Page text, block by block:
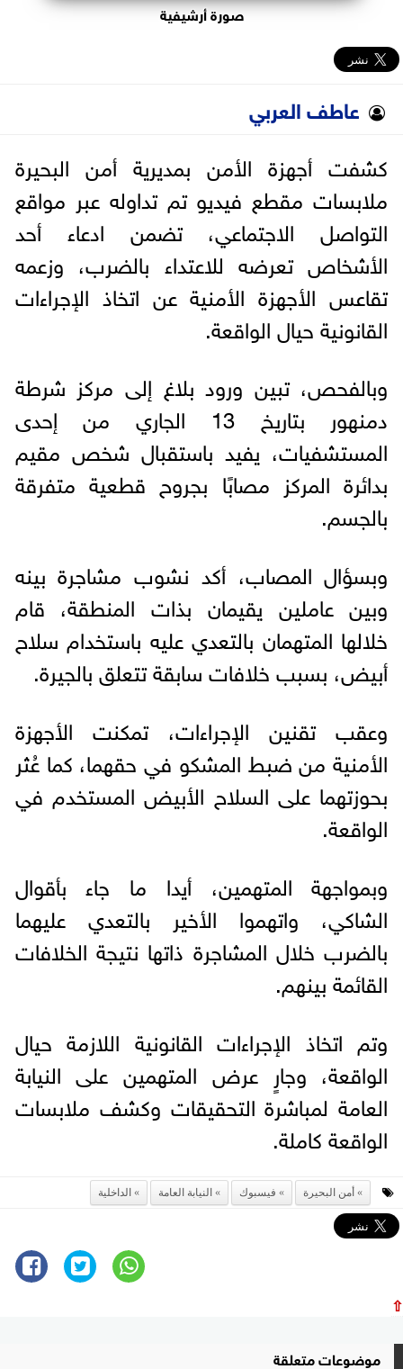
صورة أرشيفية
عاطف العربي
كشفت أجهزة الأمن بمديرية أمن البحيرة
ملابسات مقطع فيديو تم تداوله عبر مواقع
التواصل الاجتماعي، تضمن ادعاء أحد
الأشخاص تعرضه للاعتداء بالضرب، وزعمه
تقاعس الأجهزة الأمنية عن اتخاذ الإجراءات
القانونية حيال الواقعة.
وبالفحص، تبين ورود بلاغ إلى مركز شرطة
دمنهور بتاريخ 13 الجاري من إحدى
المستشفيات، يفيد باستقبال شخص مقيم
بدائرة المركز مصابًا بجروح قطعية متفرقة
بالجسم.
وبسؤال المصاب، أكد نشوب مشاجرة بينه
وبين عاملين يقيمان بذات المنطقة، قام
خلالها المتهمان بالتعدي عليه باستخدام سلاح
أبيض، بسبب خلافات سابقة تتعلق بالجيرة.
وعقب تقنين الإجراءات، تمكنت الأجهزة
الأمنية من ضبط المشكو في حقهما، كما عُثر
بحوزتهما على السلاح الأبيض المستخدم في
الواقعة.
وبمواجهة المتهمين، أيدا ما جاء بأقوال
الشاكي، واتهموا الأخير بالتعدي عليهما
بالضرب خلال المشاجرة ذاتها نتيجة الخلافات
القائمة بينهم.
وتم اتخاذ الإجراءات القانونية اللازمة حيال
الواقعة، وجارٍ عرض المتهمين على النيابة
العامة لمباشرة التحقيقات وكشف ملابسات
الواقعة كاملة.
أمن البحيرة فيسبوك النيابة العامة الداخلية
⇧
موضوعات متعلقة